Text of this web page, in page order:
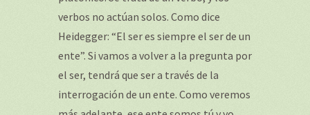
verbos no actúan solos. Como dice
Heidegger: “El ser es siempre el ser de un
ente”. Si vamos a volver a la pregunta por
el ser, tendrá que ser a través de la
interrogación de un ente. Como veremos